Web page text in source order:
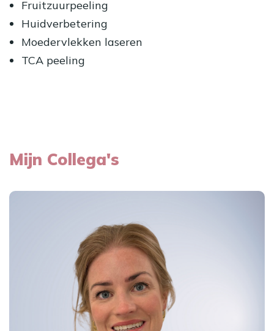
Fruitzuurpeeling
Huidverbetering
Moedervlekken laseren
TCA peeling
Mijn Collega's